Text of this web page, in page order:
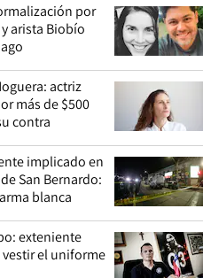
por
arista Biobío
actriz
más de $500
contra
implicado en
San Bernardo:
blanca
exteniente
el uniforme